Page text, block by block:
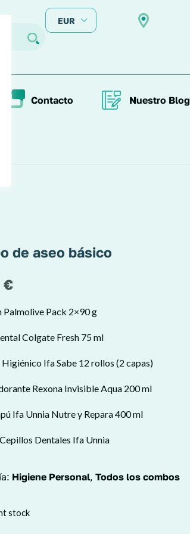
EUR
Contacto Nuestro Blog
de aseo básico
€
stock
Palmolive Pack 2×90 g
Colgate Fresh 75 ml
Higiénico Ifa Sabe 12 rollos (2 capas)
Rexona Invisible Aqua 200 ml
Ifa Unnia Nutre y Repara 400 ml
Dentales Ifa Unnia
Higiene Personal, Todos los combos